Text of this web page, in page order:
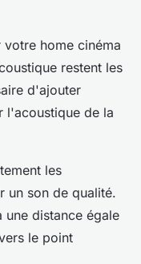
home cinéma
restent les
d'ajouter
l'acoustique de la
les
un son de qualité.
une distance égale
le point